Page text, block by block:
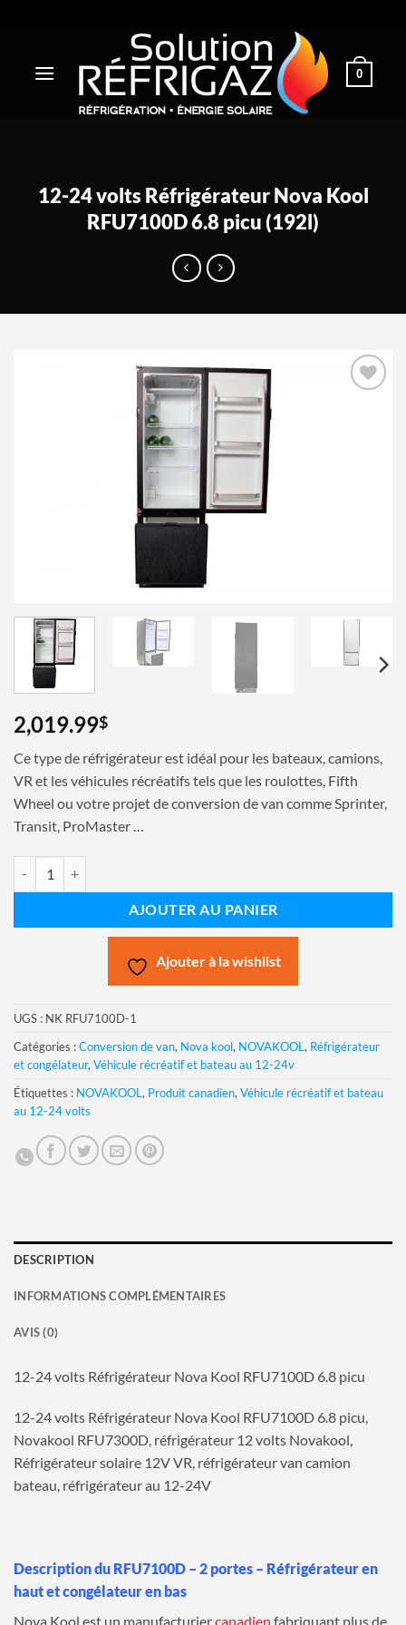
0
12-24 volts Réfrigérateur Nova Kool
RFU7100D 6.8 picu (192l)
2,019.99$
Ce type de réfrigérateur est idéal pour les bateaux, camions,
VR et les véhicules récréatifs tels que les roulottes, Fifth
Wheel ou votre projet de conversion de van comme Sprinter,
Transit, ProMaster …
AJOUTER AU PANIER
Ajouter à la wishlist
UGS : NK RFU7100D-1
Catégories :Conversion de van, Nova kool, NOVAKOOL, Réfrigérateur
et congélateur, Véhicule récréatif et bateau au 12-24v
Étiquettes : NOVAKOOL, Produit canadien, Véhicule récréatif et bateau
au 12-24 volts
DESCRIPTION
INFORMATIONS COMPLÉMENTAIRES
AVIS (0)
12-24 volts Réfrigérateur Nova Kool RFU7100D 6.8 picu
12-24 volts Réfrigérateur Nova Kool RFU7100D 6.8 picu,
Novakool RFU7300D, réfrigérateur 12 volts Novakool,
Réfrigérateur solaire 12V VR, réfrigérateur van camion
bateau, réfrigérateur au 12-24V
Description du RFU7100D – 2 portes – Réfrigérateur en
haut et congélateur en bas
Nova Kool est un manufacturiercanadien fabriquant plus de